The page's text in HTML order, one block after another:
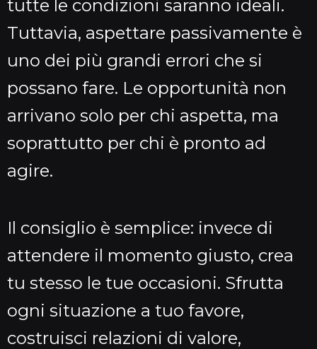
tutte le condizioni saranno ideali.
Tuttavia, aspettare passivamente è
uno dei più grandi errori che si
possano fare. Le opportunità non
arrivano solo per chi aspetta, ma
soprattutto per chi è pronto ad
agire.
Il consiglio è semplice: invece di
attendere il momento giusto, crea
tu stesso le tue occasioni. Sfrutta
ogni situazione a tuo favore,
costruisci relazioni di valore,